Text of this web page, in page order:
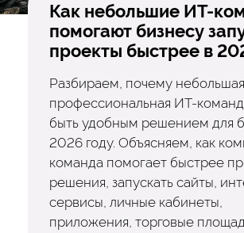
Как небольшие ИТ-
помогают бизнесу
проекты быстрее в
Разбираем, почему небольшая
профессиональная ИТ-
быть удобным решением для
2026 году. Объясняем, как
команда помогает быстрее
решения, запускать сайты,
сервисы, личные кабинеты,
приложения, торговые